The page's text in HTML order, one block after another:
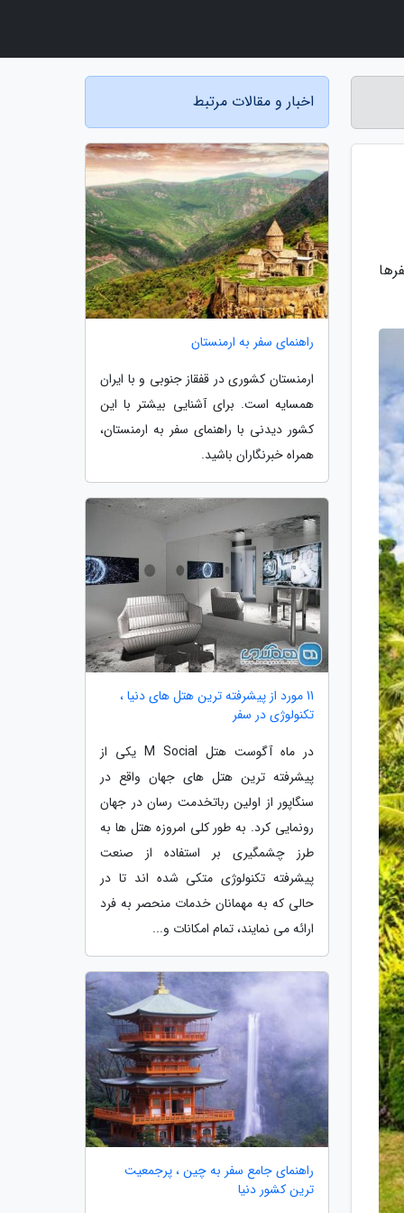
اخبار و مقالات مرتبط
راهنمای سفر به ارمنستان
ارمنستان کشوری در قفقاز جنوبی و با ایران
همسایه است. برای آشنایی بیشتر با این
کشور دیدنی با راهنمای سفر به ارمنستان،
همراه خبرنگاران باشید.
11 مورد از پیشرفته ترین هتل های دنیا ،
تکنولوژی در سفر
در ماه آگوست هتل M Social یکی از
پیشرفته ترین هتل های جهان واقع در
سنگاپور از اولین رباتخدمت رسان در جهان
رونمایی کرد. به طور کلی امروزه هتل ها به
طرز چشمگیری بر استفاده از صنعت
پیشرفته تکنولوژی متکی شده اند تا در
حالی که به مهمانان خدمات منحصر به فرد
ارائه می نمایند، تمام امکانات و...
راهنمای جامع سفر به چین ، پرجمعیت
ترین کشور دنیا